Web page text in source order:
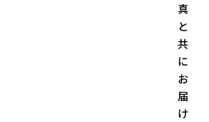
真
と
共
に
お
届
け